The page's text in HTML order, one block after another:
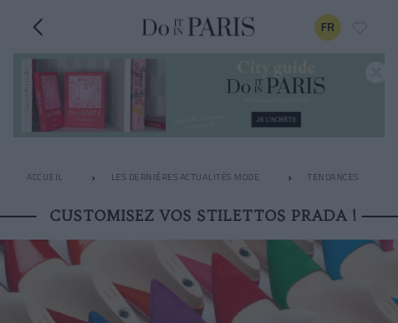
FR
ACCUEIL LES DERNIÈRES ACTUALITÉS MODE TENDANCES
CUSTOMISEZ VOS STILETTOS PRADA !